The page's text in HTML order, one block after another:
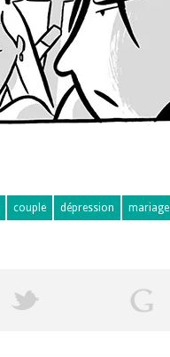
couple dépression mariage